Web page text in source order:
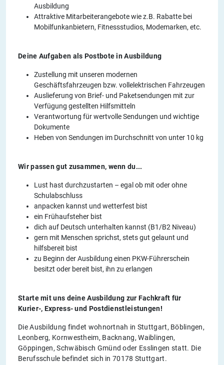
Ausbildung
Attraktive Mitarbeiterangebote wie z.B. Rabatte bei
Mobilfunkanbietern, Fitnessstudios, Modemarken, etc.
Deine Aufgaben als Postbote in Ausbildung
Zustellung mit unseren modernen
Geschäftsfahrzeugen bzw. vollelektrischen Fahrzeugen
Auslieferung von Brief- und Paketsendungen mit zur
Verfügung gestellten Hilfsmitteln
Verantwortung für wertvolle Sendungen und wichtige
Dokumente
Heben von Sendungen im Durchschnitt von unter 10 kg
Wir passen gut zusammen, wenn du...
Lust hast durchzustarten – egal ob mit oder ohne
Schulabschluss
anpacken kannst und wetterfest bist
ein Frühaufsteher bist
dich auf Deutsch unterhalten kannst (B1/B2 Niveau)
gern mit Menschen sprichst, stets gut gelaunt und
hilfsbereit bist
zu Beginn der Ausbildung einen PKW-Führerschein
besitzt oder bereit bist, ihn zu erlangen
Starte mit uns deine Ausbildung zur Fachkraft für
Kurier-, Express- und Postdienstleistungen!
Die Ausbildung findet wohnortnah in Stuttgart, Böblingen,
Leonberg, Kornwestheim, Backnang, Waiblingen,
Göppingen, Schwäbisch Gmünd oder Esslingen statt. Die
Berufsschule befindet sich in 70178 Stuttgart.